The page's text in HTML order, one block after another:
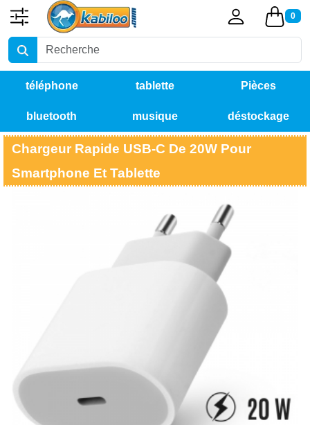
0
téléphone tablette Pièces
détachées
bluetooth musique déstockage
Chargeur Rapide USB-C De 20W Pour
Smartphone Et Tablette